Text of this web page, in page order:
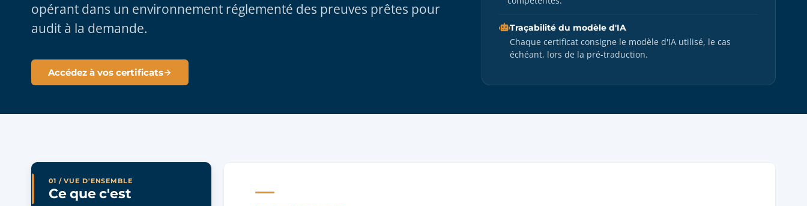
opérant dans un environnement réglementé des preuves prêtes pour
audit à la demande.
Accédez à vos certificats
Traçabilité du modèle d'IA
Chaque certificat consigne le modèle d'IA utilisé, le cas
échéant, lors de la pré-traduction.
01 / VUE D'ENSEMBLE
Ce que c'est